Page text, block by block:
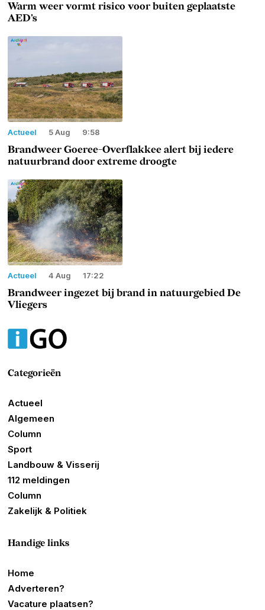
Warm weer vormt risico voor buiten geplaatste
AED's
Actueel 5 Aug 9:58
Brandweer Goeree-Overflakkee alert bij iedere
natuurbrand door extreme droogte
Actueel 4 Aug 17:22
Brandweer ingezet bij brand in natuurgebied De
Vliegers
Categorieën
Actueel
Algemeen
Column
Sport
Landbouw & Visserij
112 meldingen
Column
Zakelijk & Politiek
Handige links
Home
Adverteren?
Vacature plaatsen?